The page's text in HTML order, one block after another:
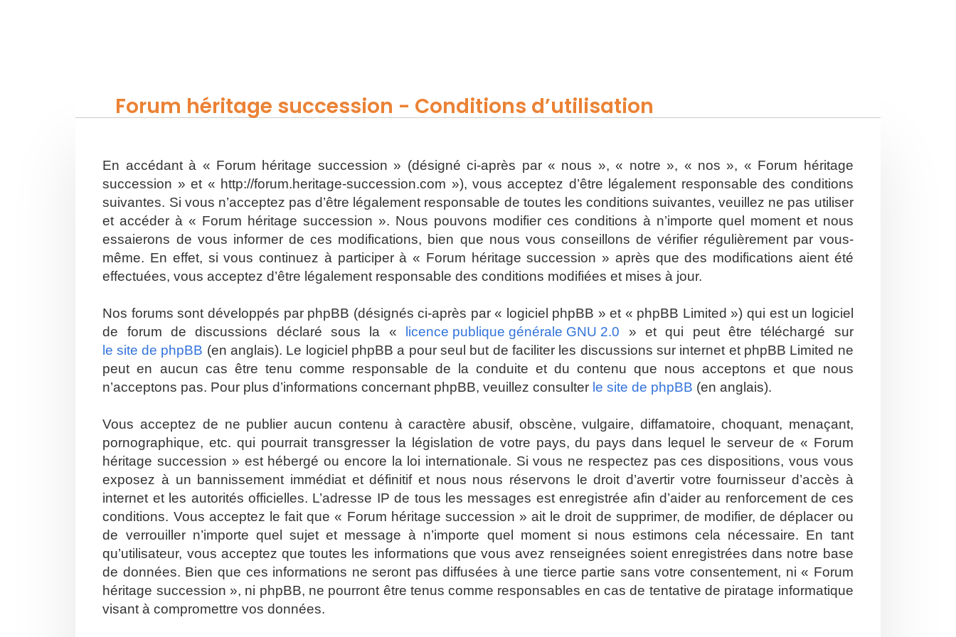
Forum héritage succession - Conditions d’utilisation
En accédant à « Forum héritage succession » (désigné ci-après par « nous », « notre », « nos », « Forum héritage
succession » et « http://forum.heritage-succession.com »), vous acceptez d’être légalement responsable des conditions
suivantes. Si vous n’acceptez pas d’être légalement responsable de toutes les conditions suivantes, veuillez ne pas utiliser
et accéder à « Forum héritage succession ». Nous pouvons modifier ces conditions à n’importe quel moment et nous
essaierons de vous informer de ces modifications, bien que nous vous conseillons de vérifier régulièrement par vous-
même. En effet, si vous continuez à participer à « Forum héritage succession » après que des modifications aient été
effectuées, vous acceptez d’être légalement responsable des conditions modifiées et mises à jour.
Nos forums sont développés par phpBB (désignés ci-après par « logiciel phpBB » et « phpBB Limited ») qui est un logiciel
de forum de discussions déclaré sous la «
licence publique générale GNU 2.0 » et qui peut être téléchargé sur
le site de phpBB (en anglais). Le logiciel phpBB a pour seul but de faciliter les discussions sur internet et phpBB Limited ne
peut en aucun cas être tenu comme responsable de la conduite et du contenu que nous acceptons et que nous
n’acceptons pas. Pour plus d’informations concernant phpBB, veuillez consulter le site de phpBB (en anglais).
Vous acceptez de ne publier aucun contenu à caractère abusif, obscène, vulgaire, diffamatoire, choquant, menaçant,
pornographique, etc. qui pourrait transgresser la législation de votre pays, du pays dans lequel le serveur de « Forum
héritage succession » est hébergé ou encore la loi internationale. Si vous ne respectez pas ces dispositions, vous vous
exposez à un bannissement immédiat et définitif et nous nous réservons le droit d’avertir votre fournisseur d’accès à
internet et les autorités officielles. L’adresse IP de tous les messages est enregistrée afin d’aider au renforcement de ces
conditions. Vous acceptez le fait que « Forum héritage succession » ait le droit de supprimer, de modifier, de déplacer ou
de verrouiller n’importe quel sujet et message à n’importe quel moment si nous estimons cela nécessaire. En tant
qu’utilisateur, vous acceptez que toutes les informations que vous avez renseignées soient enregistrées dans notre base
de données. Bien que ces informations ne seront pas diffusées à une tierce partie sans votre consentement, ni « Forum
héritage succession », ni phpBB, ne pourront être tenus comme responsables en cas de tentative de piratage informatique
visant à compromettre vos données.